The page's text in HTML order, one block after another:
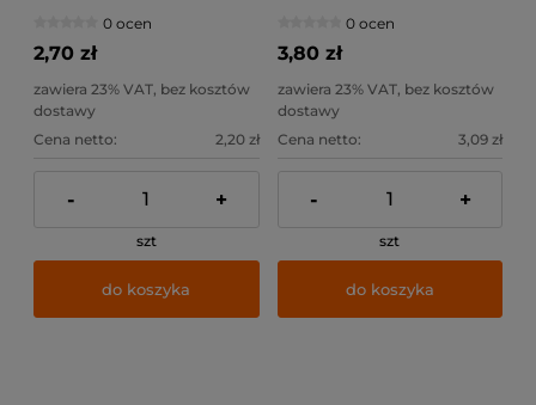
0 ocen
2,70 zł
zawiera 23% VAT, bez kosztów
dostawy
Cena netto:
2,20 zł
- +
szt
do koszyka
0 ocen
3,80 zł
zawiera 23% VAT, bez kosztów
dostawy
Cena netto:
3,09 zł
- +
szt
do koszyka